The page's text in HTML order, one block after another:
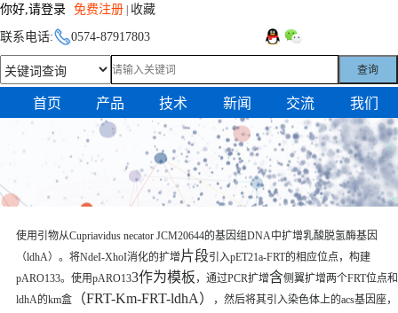
你好,请登录 免费注册 收藏
联系电话: 0574-87917803
查询
首页 产品 技术 新闻 交流 我们
使用引物从Cupriavidus necator JCM20644的基因组DNA中扩增乳酸脱氢酶基因
（ldhA）。将NdeI-XhoI消化的扩增 片段引入pET21a-FRT的相应位点，构建
pARO133。使用pARO133作为模板 ，通过PCR扩增含侧翼扩增两个FRT位点和
ldhA的km盒（FRT-Km-FRT-ldhA）
，然后将其引入染色体上的acs基因座，